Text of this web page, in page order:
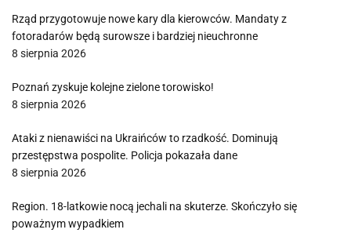
Rząd przygotowuje nowe kary dla kierowców. Mandaty z
fotoradarów będą surowsze i bardziej nieuchronne
8 sierpnia 2026
Poznań zyskuje kolejne zielone torowisko!
8 sierpnia 2026
Ataki z nienawiści na Ukraińców to rzadkość. Dominują
przestępstwa pospolite. Policja pokazała dane
8 sierpnia 2026
Region. 18-latkowie nocą jechali na skuterze. Skończyło się
poważnym wypadkiem